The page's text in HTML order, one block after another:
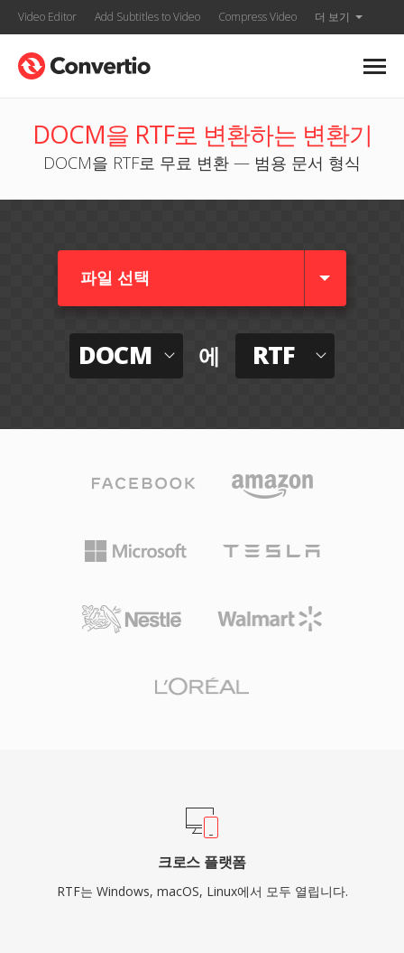
Video Editor Add Subtitles to Video Compress Video 더 보기
DOCM을 RTF로 변환하는 변환기
DOCM을 RTF로 무료 변환 — 범용 문서 형식
파일 선택
DOCM 에 RTF
크로스 플랫폼
RTF는 Windows, macOS, Linux에서 모두 열립니다.